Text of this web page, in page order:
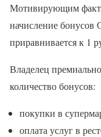
Мотивирующим
начисление бонусов
приравнивается к 1
Владелец
количество бонусов:
покупки в
оплата услуг в